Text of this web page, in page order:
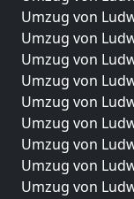
Umzug von
Umzug von
Umzug von
Umzug von
Umzug von
Umzug von
Umzug von
Umzug von
Umzug von